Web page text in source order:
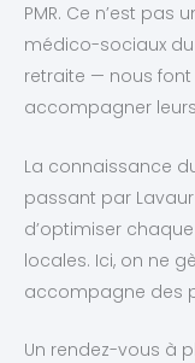
PMR. Ce n’est
médico-sociaux du
retraite — nous
accompagner
La connaissance
passant par
d’optimiser
locales. Ici, on ne
accompagne des
Un rendez-vous à